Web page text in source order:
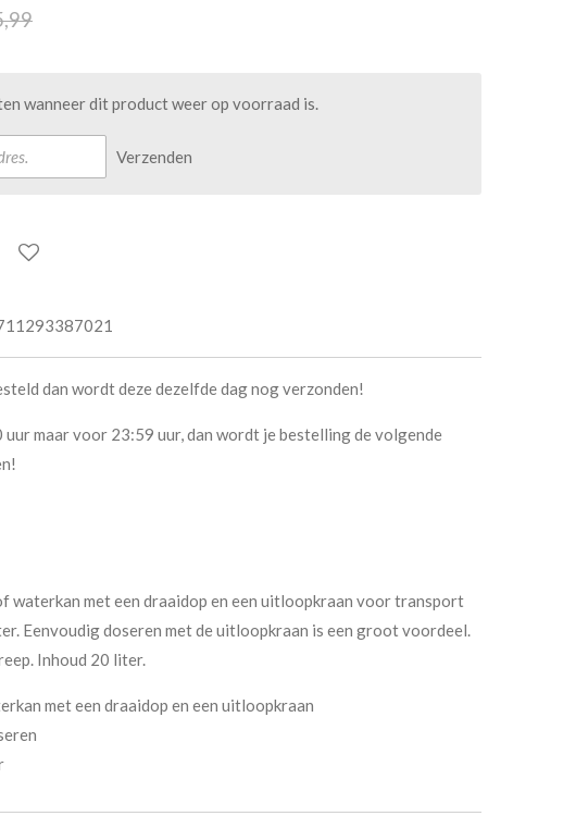
wanneer dit product weer op voorraad is.
Verzenden
dan wordt deze dezelfde dag nog verzonden!
uur maar voor 23:59 uur, dan wordt je bestelling de volgende
waterkan met een draaidop en een uitloopkraan voor transport
Eenvoudig doseren met de uitloopkraan is een groot voordeel.
Inhoud 20 liter.
met een draaidop en een uitloopkraan